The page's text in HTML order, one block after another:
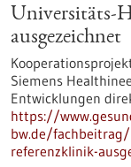
Universitäts-
ausgezeichnet
Siemens
Entwicklungen
https://
bw.de/
referenzklinik-